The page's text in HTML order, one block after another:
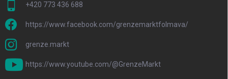
+420 773 436 688
https://www.facebook.com/grenzemarktfolmava/
grenze.markt
https://www.youtube.com/@GrenzeMarkt